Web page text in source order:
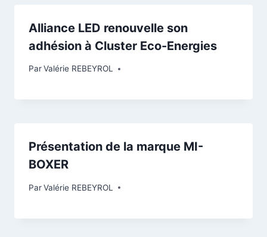
Alliance LED renouvelle son
adhésion à Cluster Eco-Energies
ParValérie REBEYROL
Présentation de la marque MI-
BOXER
ParValérie REBEYROL